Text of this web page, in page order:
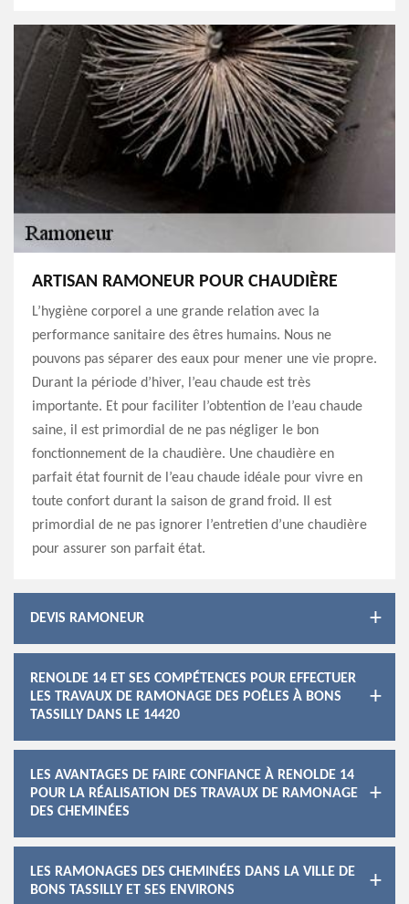
ARTISAN RAMONEUR POUR CHAUDIÈRE
L’hygiène corporel a une grande relation avec la
performance sanitaire des êtres humains. Nous ne
pouvons pas séparer des eaux pour mener une vie propre.
Durant la période d’hiver, l’eau chaude est très
importante. Et pour faciliter l’obtention de l’eau chaude
saine, il est primordial de ne pas négliger le bon
fonctionnement de la chaudière. Une chaudière en
parfait état fournit de l’eau chaude idéale pour vivre en
toute confort durant la saison de grand froid. Il est
primordial de ne pas ignorer l’entretien d’une chaudière
pour assurer son parfait état.
DEVIS RAMONEUR
RENOLDE 14 ET SES COMPÉTENCES POUR EFFECTUER
LES TRAVAUX DE RAMONAGE DES POÊLES À BONS
TASSILLY DANS LE 14420
LES AVANTAGES DE FAIRE CONFIANCE À RENOLDE 14
POUR LA RÉALISATION DES TRAVAUX DE RAMONAGE
DES CHEMINÉES
LES RAMONAGES DES CHEMINÉES DANS LA VILLE DE
BONS TASSILLY ET SES ENVIRONS